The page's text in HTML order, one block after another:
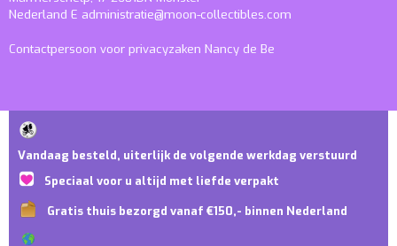
Nederland E administratie@moon-collectibles.com
Contactpersoon voor privacyzaken Nancy de Be
Vandaag besteld, uiterlijk de volgende werkdag verstuurd
Speciaal voor u altijd met liefde verpakt
Gratis thuis bezorgd vanaf €150,- binnen Nederland